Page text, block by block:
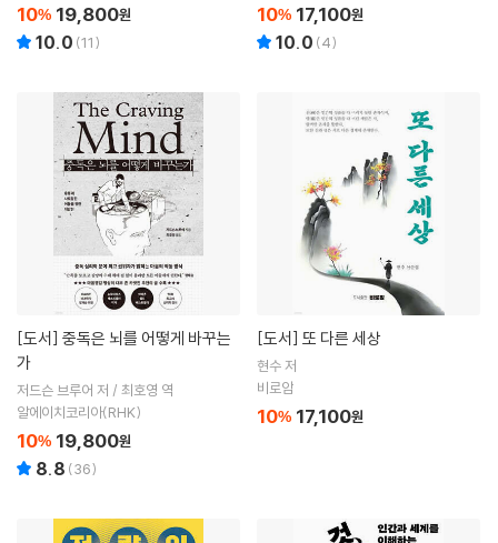
10% 19,800원
10.0 (11)
10% 17,100원
10.0 (4)
[도서]
가
저드슨 브루어 저 / 최호영 역
알에이치코리아(RHK)
10% 19,800원
8.8 (36)
[도서] 또 다른 세상
현수 저
비로암
10% 17,100원